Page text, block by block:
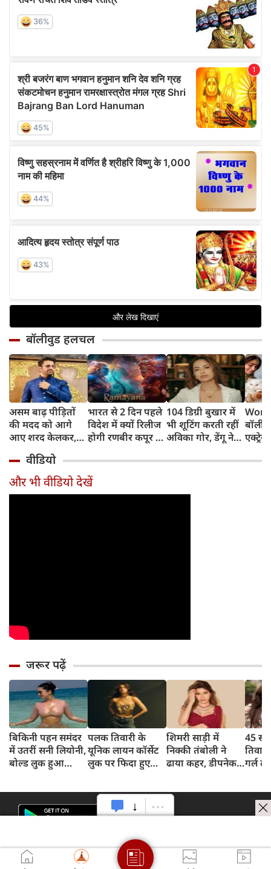
बॉलीवुड हलचल
असम बाढ़ पीड़ितों
की मदद को आगे
आए शरद केलकर,
आर्थिक सहायता के
साथ की भावुक
अपील
भारत से 2 दिन पहले
विदेश में क्यों रिलीज
होगी रणबीर कपूर की
मल्होत्रा ने बताया
रिलीज प्लान
104 डिग्री बुखार में
भी शूटिंग करती रहीं
अविका गोर, डेंगू ने
अस्पताल में भर्ती
प्यार
वीडियो
और भी वीडियो देखें
जरूर पढ़ें
बिकिनी पहन समंदर
में उतरीं सनी लियोनी,
बोल्ड लुक हुआ
पलक तिवारी के
यूनिक लायन कॉर्सेट
लुक पर फिदा हुए
का बोल्ड अंदाज
शिमरी साड़ी में
निक्की तंबोली ने
ढाया कहर, डीपनेक
बोल्डनेस का तड़का
45
गर्ल
का